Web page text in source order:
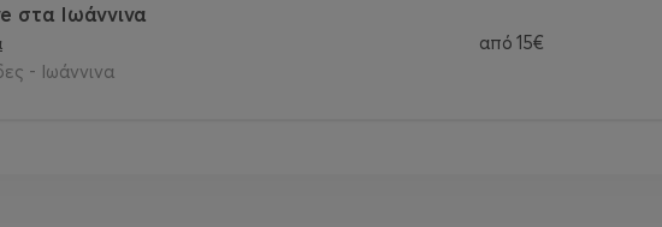
στα Ιωάννινα
- Ιωάννινα
από 15€